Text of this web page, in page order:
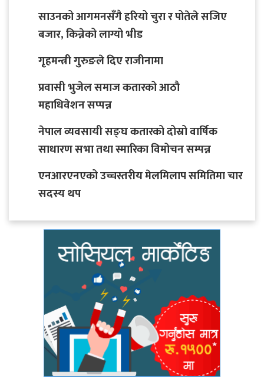
साउनको आगमनसँगै हरियो चुरा र पोतेले सजिए
बजार, किन्नेको लाग्यो भीड
गृहमन्त्री गुरुङले दिए राजीनामा
प्रवासी भुजेल समाज कतारको आठाै
महाधिवेशन सप्पन्न
नेपाल व्यवसायी सङ्घ कतारको दोस्रो वार्षिक
साधारण सभा तथा स्मारिका विमोचन सम्पन्न
एनआरएनएको उच्चस्तरीय मेलमिलाप समितिमा चार
सदस्य थप